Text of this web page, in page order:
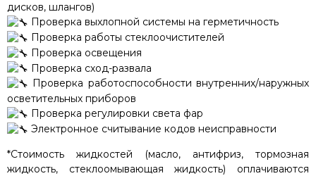
дисков, шлангов)
Проверка выхлопной системы на герметичность
Проверка работы стеклоочистителей
Проверка освещения
Проверка сход-развала
Проверка работоспособности внутренних/наружных
осветительных приборов
Проверка регулировки света фар
Электронное считывание кодов неисправности
*Стоимость жидкостей (масло, антифриз, тормозная
жидкость, стеклоомывающая жидкость) оплачиваются